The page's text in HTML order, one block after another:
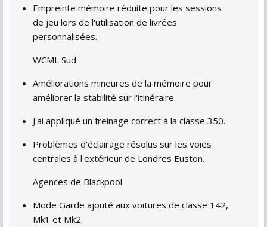
Empreinte mémoire réduite pour les sessions
de jeu lors de l'utilisation de livrées
personnalisées.
WCML Sud
Améliorations mineures de la mémoire pour
améliorer la stabilité sur l'itinéraire.
J'ai appliqué un freinage correct à la classe 350.
Problèmes d'éclairage résolus sur les voies
centrales à l'extérieur de Londres Euston.
Agences de Blackpool
Mode Garde ajouté aux voitures de classe 142,
Mk1 et Mk2.